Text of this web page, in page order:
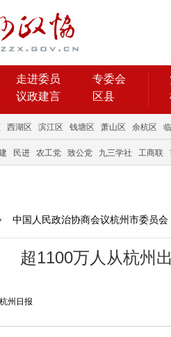
走进委员
专委会
议政建言 区县
西湖区 滨江区 钱塘区 萧山区 余杭区
民进 农工党 致公党 九三学社 工商联
中国人民政治协商会议杭州市委员会
超1100万人从杭州
州日报